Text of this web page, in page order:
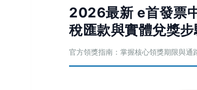
2026最新 e首發票
稅匯款與實體兌獎
官方領獎指南：掌握核心領獎期限與通